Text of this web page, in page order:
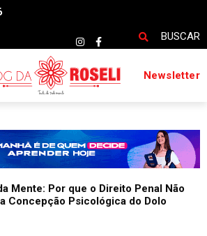
BUSCAR
Newsletter
Mente: Por que o Direito Penal Não
Concepção Psicológica do Dolo